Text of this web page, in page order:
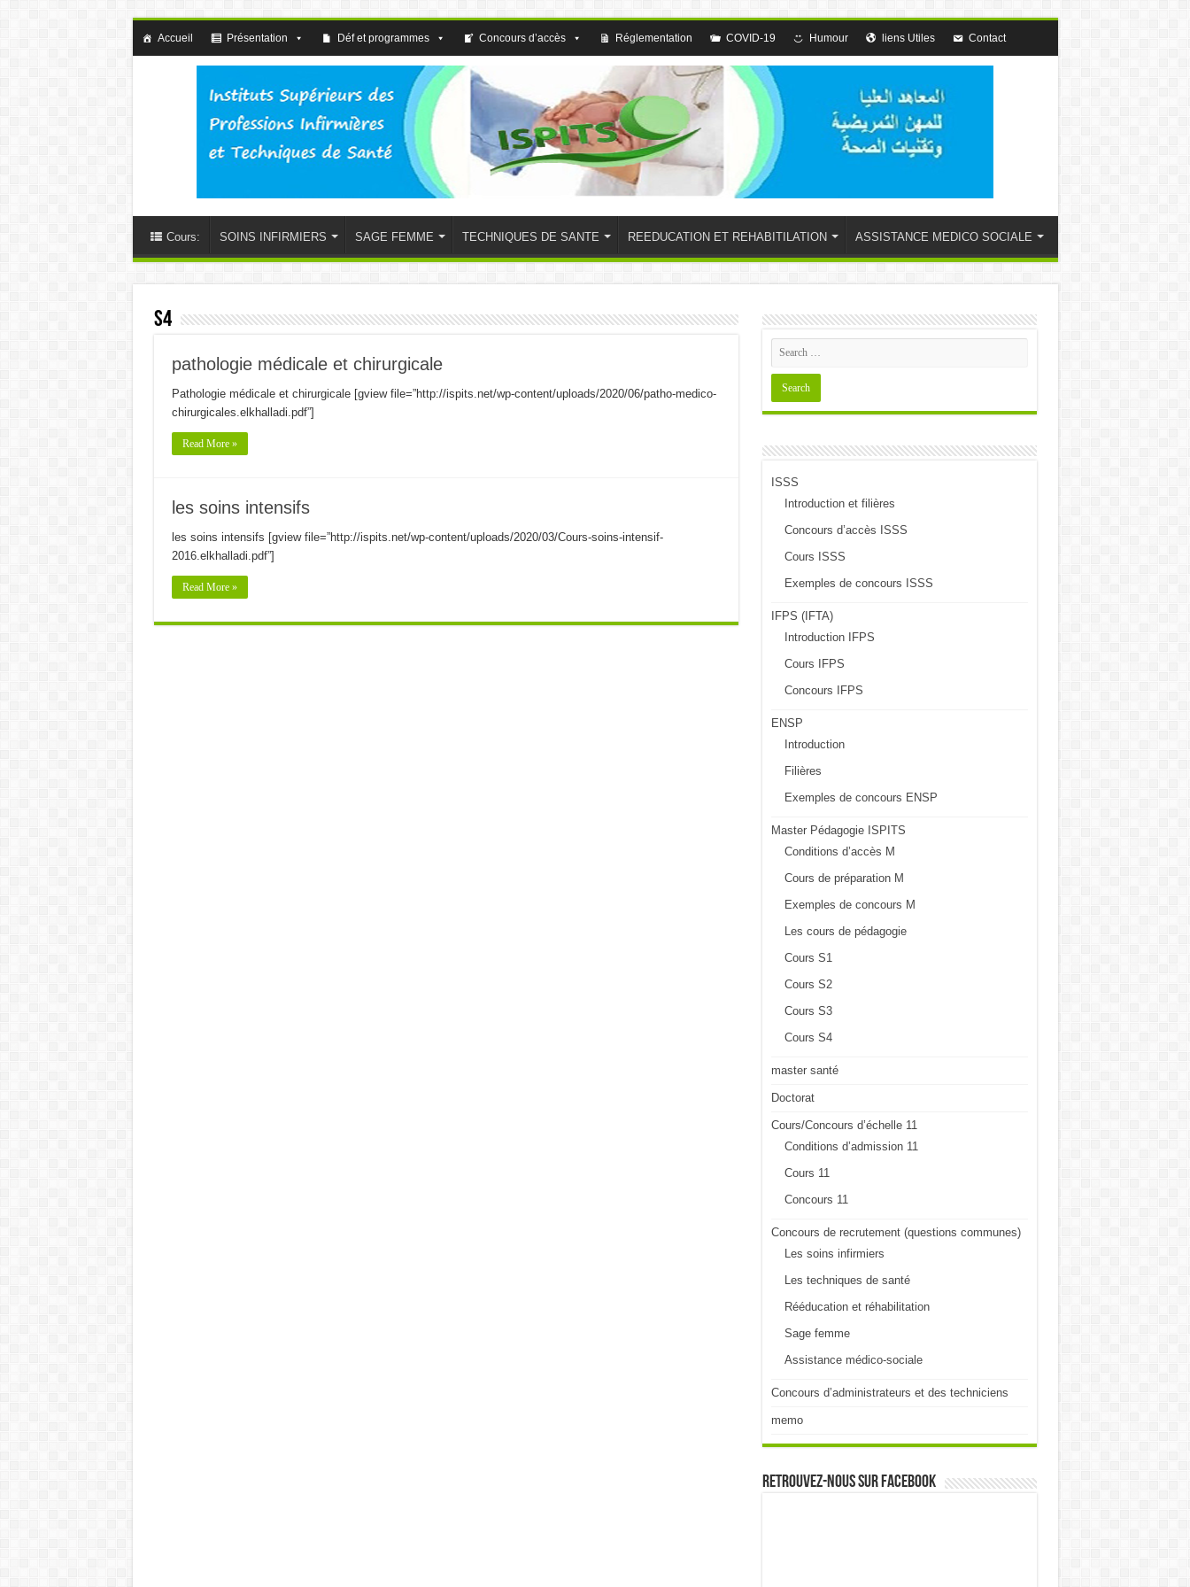
Accueil Présentation Déf et programmes Concours d’accès Réglementation COVID-19 Humour liens Utiles Contact
Cours: SOINS INFIRMIERS SAGE FEMME TECHNIQUES DE SANTE REEDUCATION ET REHABITILATION ASSISTANCE MEDICO SOCIALE
S4
pathologie médicale et chirurgicale
Pathologie médicale et chirurgicale [gview file=”http://ispits.net/wp-content/uploads/2020/06/patho-medico-
chirurgicales.elkhalladi.pdf”]
Read More »
les soins intensifs
les soins intensifs [gview file=”http://ispits.net/wp-content/uploads/2020/03/Cours-soins-intensif-
2016.elkhalladi.pdf”]
Read More »
ISSS
Introduction et filières
Concours d’accès ISSS
Cours ISSS
Exemples de concours ISSS
IFPS (IFTA)
Introduction IFPS
Cours IFPS
Concours IFPS
ENSP
Introduction
Filières
Exemples de concours ENSP
Master Pédagogie ISPITS
Conditions d’accès M
Cours de préparation M
Exemples de concours M
Les cours de pédagogie
Cours S1
Cours S2
Cours S3
Cours S4
master santé
Doctorat
Cours/Concours d’échelle 11
Conditions d’admission 11
Cours 11
Concours 11
Concours de recrutement (questions communes)
Les soins infirmiers
Les techniques de santé
Rééducation et réhabilitation
Sage femme
Assistance médico-sociale
Concours d’administrateurs et des techniciens
memo
Retrouvez-nous sur Facebook